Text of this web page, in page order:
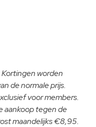
Kortingen worden
de normale prijs.
voor members.
aankoop tegen de
maandelijks €8,95.